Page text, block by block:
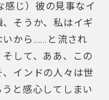
じ）彼の見事なイ
そうか、私はイギ
いから……と流され
して、ああ、この
インドの人々は世
と感心してしまい